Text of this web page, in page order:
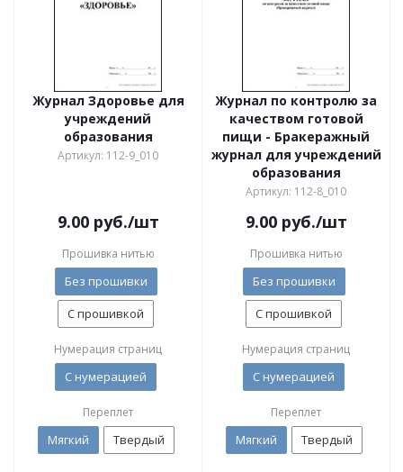
Журнал Здоровье для
учреждений
образования
Артикул: 112-9_010
9.00руб./шт
Прошивка нитью
Без прошивки
С прошивкой
Нумерация страниц
С нумерацией
Переплет
Мягкий Твердый
Журнал по контролю за
качеством готовой
пищи - Бракеражный
журнал для учреждений
образования
Артикул: 112-8_010
9.00руб./шт
Прошивка нитью
Без прошивки
С прошивкой
Нумерация страниц
С нумерацией
Переплет
Мягкий Твердый